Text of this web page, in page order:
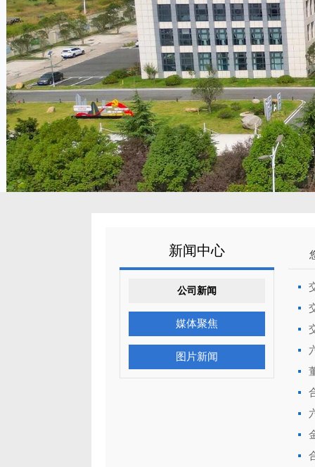
新闻中心
公司新闻
媒体聚焦
图片新闻